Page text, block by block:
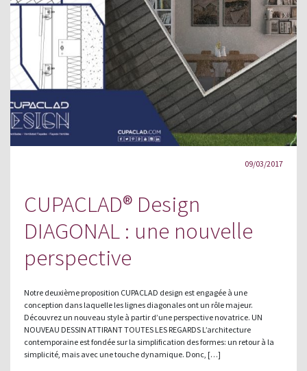
09/03/2017
CUPACLAD® Design
DIAGONAL : une nouvelle
perspective
Notre deuxième proposition CUPACLAD design est engagée à une
conception dans laquelle les lignes diagonales ont un rôle majeur.
Découvrez un nouveau style à partir d’une perspective novatrice. UN
NOUVEAU DESSIN ATTIRANT TOUTES LES REGARDS L’architecture
contemporaine est fondée sur la simplification des formes: un retour à la
simplicité, mais avec une touche dynamique. Donc, […]